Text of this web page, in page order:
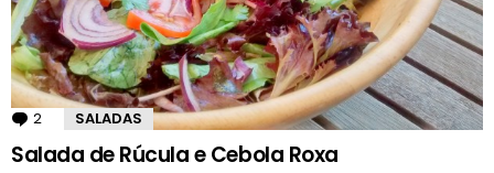
2 Comentários
SALADAS
Salada de Rúcula e Cebola Roxa